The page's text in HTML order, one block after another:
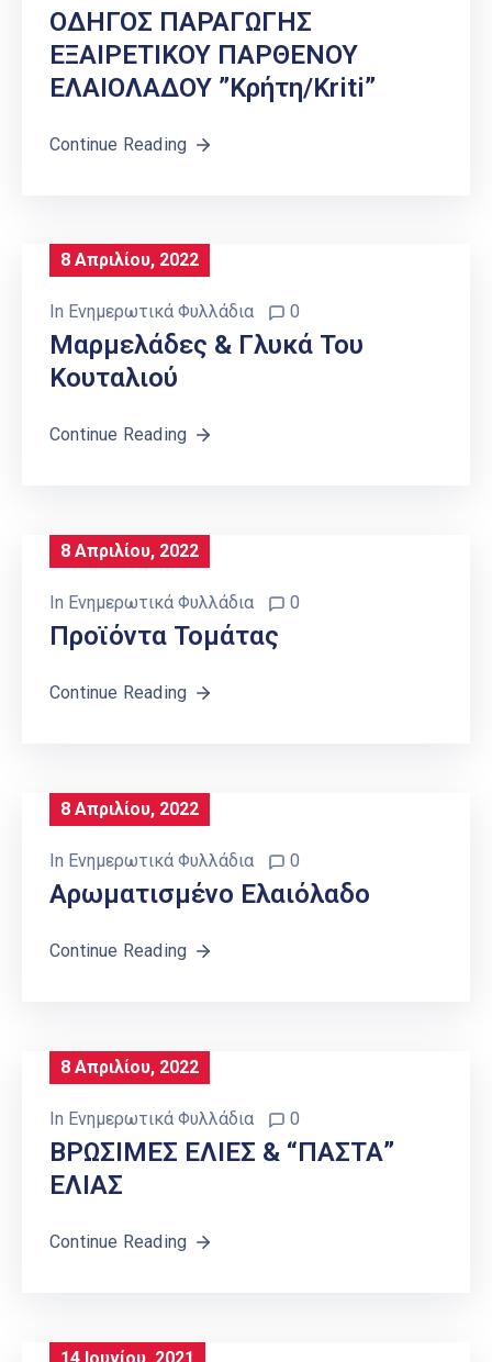
ΟΔΗΓΟΣ ΠΑΡΑΓΩΓΗΣ
ΕΞΑΙΡΕΤΙΚΟΥ ΠΑΡΘΕΝΟΥ
ΕΛΑΙΟΛΑΔΟΥ ”Κρήτη/Kriti”
Continue Reading
8 Απριλίου, 2022
In Ενημερωτικά Φυλλάδια 0
Μαρμελάδες & Γλυκά Του
Κουταλιού
Continue Reading
8 Απριλίου, 2022
In Ενημερωτικά Φυλλάδια 0
Προϊόντα Τομάτας
Continue Reading
8 Απριλίου, 2022
In Ενημερωτικά Φυλλάδια 0
Aρωματισμένο Ελαιόλαδο
Continue Reading
8 Απριλίου, 2022
In Ενημερωτικά Φυλλάδια 0
ΒΡΩΣΙΜΕΣ ΕΛΙΕΣ & “ΠΑΣΤΑ”
ΕΛΙΑΣ
Continue Reading
14 Ιουνίου, 2021